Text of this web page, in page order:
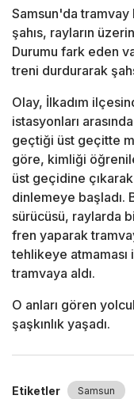
Samsun'da tramvay
şahıs, rayların
Durumu fark eden
treni durdurarak
Olay, İlkadım
istasyonları
geçtiği üst geçitte
göre, kimliği
üst geçidine
dinlemeye başladı.
sürücüsü, raylarda
fren yaparak
tehlikeye atmaması
tramvaya aldı.
O anları gören
şaşkınlık yaşadı.
Etiketler Samsun